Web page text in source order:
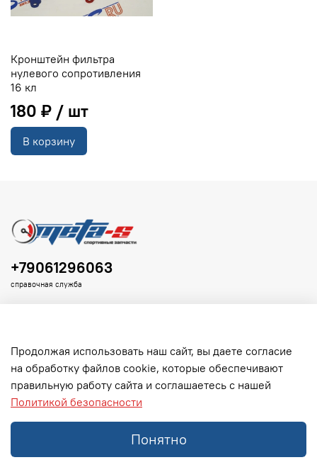
Кронштейн фильтра
нулевого сопротивления
16 кл
180 ₽
В корзину
Клиенту
Информация
+79061296063
справочная служба
Продолжая использовать наш сайт, вы даете согласие
на обработку файлов cookie, которые обеспечивают
правильную работу сайта и соглашаетесь с нашей
Политикой безопасности
Понятно